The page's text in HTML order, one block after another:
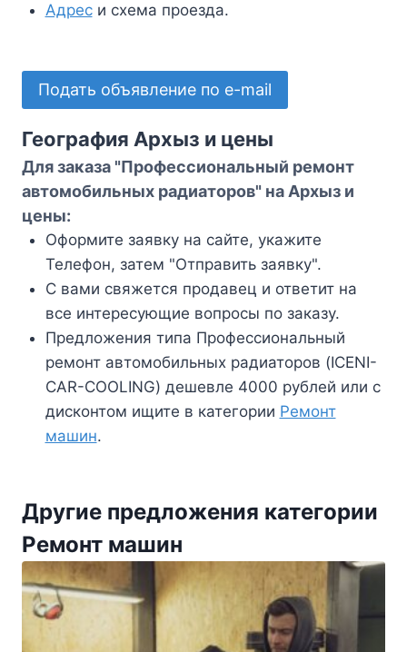
Адреси схема проезда.
Подать объявление по e-mail
География Архыз и цены
Для заказа "Профессиональный ремонт
автомобильных радиаторов" на Архыз и
цены:
Оформите заявку на сайте, укажите
Телефон, затем "Отправить заявку".
С вами свяжется продавец и ответит на
все интересующие вопросы по заказу.
Предложения типа Профессиональный
ремонт автомобильных радиаторов (ICENI-
CAR-COOLING) дешевле 4000 рублей или с
дисконтом ищите в категории Ремонт
машин.
Другие предложения категории
Ремонт машин